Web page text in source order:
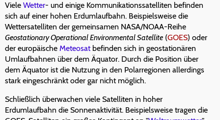
Viele Wetter- und einige Kommunikationssatelliten befinden
sich auf einer hohen Erdumlaufbahn. Beispielsweise die
Wettersatelliten der gemeinsamen NASA/NOAA-Reihe
Geostationary Operational Environmental Satellite (GOES) oder
der europäische Meteosatbefinden sich in geostationären
Umlaufbahnen über dem Äquator. Durch die Position über
dem Äquator ist die Nutzung in den Polarregionen allerdings
stark eingeschränkt oder gar nicht möglich.
Schließlich überwachen viele Satelliten in hoher
Erdumlaufbahn die Sonnenaktivität. Beispielsweise tragen die